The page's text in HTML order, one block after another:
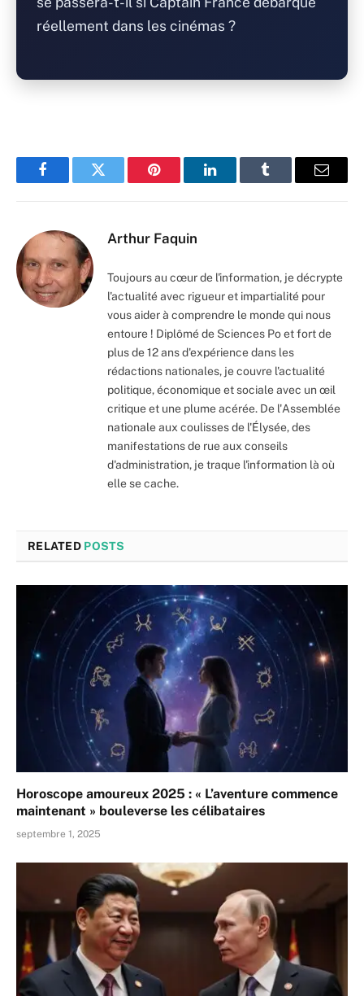
réellement dans les cinémas ?
FacebookTwitter Pinterest LinkedInTumblr Email
Arthur Faquin
Toujours au cœur de l'information, je décrypte
l'actualité avec rigueur et impartialité pour
vous aider à comprendre le monde qui nous
entoure ! Diplômé de Sciences Po et fort de
plus de 12 ans d'expérience dans les
rédactions nationales, je couvre l'actualité
politique, économique et sociale avec un œil
critique et une plume acérée. De l'Assemblée
nationale aux coulisses de l'Élysée, des
manifestations de rue aux conseils
d'administration, je traque l'information là où
elle se cache.
RELATED POSTS
Horoscope amoureux 2025 : « L’aventure commence
maintenant » bouleverse les célibataires
septembre 1, 2025